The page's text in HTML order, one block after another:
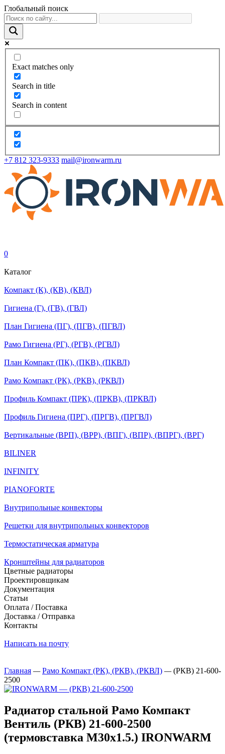
Глобальный поиск
Exact matches only
Search in title
Search in content
+7 812 323-9333 mail@ironwarm.ru
0
Каталог
Компакт (К), (КВ), (КВЛ)
Гигиена (Г), (ГВ), (ГВЛ)
План Гигиена (ПГ), (ПГВ), (ПГВЛ)
Рамо Гигиена (РГ), (РГВ), (РГВЛ)
План Компакт (ПК), (ПКВ), (ПКВЛ)
Рамо Компакт (РК), (РКВ), (РКВЛ)
Профиль Компакт (ПРК), (ПРКВ), (ПРКВЛ)
Профиль Гигиена (ПРГ), (ПРГВ), (ПРГВЛ)
Вертикальные (ВРП), (ВРР), (ВПГ), (ВПР), (ВПРГ), (ВРГ)
BILINER
INFINITY
PIANOFORTE
Внутрипольные конвекторы
Решетки для внутрипольных конвекторов
Термостатическая арматура
Кронштейны для радиаторов
Цветные радиаторы
Проектировщикам
Документация
Статьи
Оплата / Поставка
Доставка / Отправка
Контакты
Написать на почту
Главная — Рамо Компакт (РК), (РКВ), (РКВЛ) — (РКВ) 21-600-
2500
Радиатор стальной Рамо Компакт
Вентиль (РКВ) 21-600-2500
(термовставка М30х1.5.) IRONWARM